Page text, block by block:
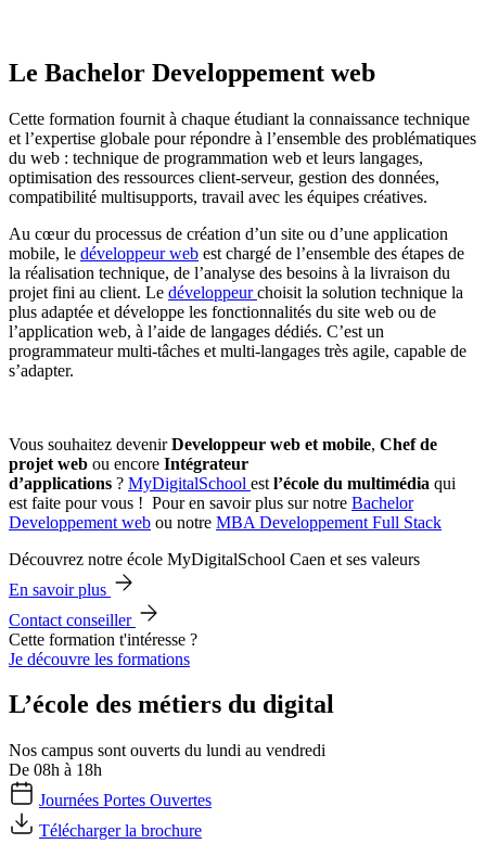
Le Bachelor Developpement web
Cette formation fournit à chaque étudiant la connaissance technique
et l’expertise globale pour répondre à l’ensemble des problématiques
du web : technique de programmation web et leurs langages,
optimisation des ressources client-serveur, gestion des données,
compatibilité multisupports, travail avec les équipes créatives.
Au cœur du processus de création d’un site ou d’une application
mobile, le développeur web est chargé de l’ensemble des étapes de
la réalisation technique, de l’analyse des besoins à la livraison du
projet fini au client. Le développeurchoisit la solution technique la
plus adaptée et développe les fonctionnalités du site web ou de
l’application web, à l’aide de langages dédiés. C’est un
programmateur multi-tâches et multi-langages très agile, capable de
s’adapter.
Vous souhaitez devenirDeveloppeur web et mobile, Chef de
projet web ou encore Intégrateur
d’applications ? MyDigitalSchool est l’école du multimédia qui
est faite pour vous ! Pour en savoir plus sur notre Bachelor
Developpement web ou notre MBA Developpement Full Stack
Découvrez notre école MyDigitalSchool Caen et ses valeurs
En savoir plus
Contact conseiller
Cette formation t'intéresse ?
Je découvre les formations
L’école des métiers du digital
Nos campus sont ouverts du lundi au vendredi
De 08h à 18h
Journées Portes Ouvertes
Télécharger la brochure